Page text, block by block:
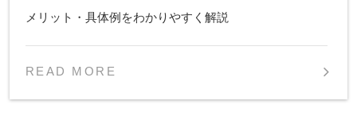
メリット・具体例をわかりやすく解説
READ MORE